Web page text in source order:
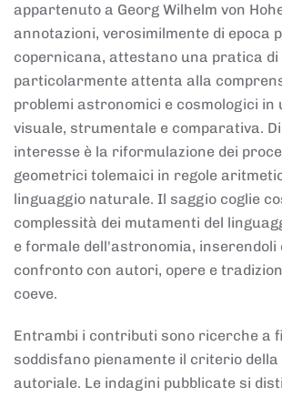
appartenuto a Georg Wilhelm von
annotazioni, verosimilmente di epoca
copernicana, attestano una pratica
particolarmente attenta alla
problemi astronomici e cosmologici in
visuale, strumentale e comparativa.
interesse è la riformulazione dei
geometrici tolemaici in regole
linguaggio naturale. Il saggio coglie
complessità dei mutamenti del
e formale dell'astronomia, inserendoli
confronto con autori, opere e
coeve.
Entrambi i contributi sono ricerche a
soddisfano pienamente il criterio
autoriale. Le indagini pubblicate si